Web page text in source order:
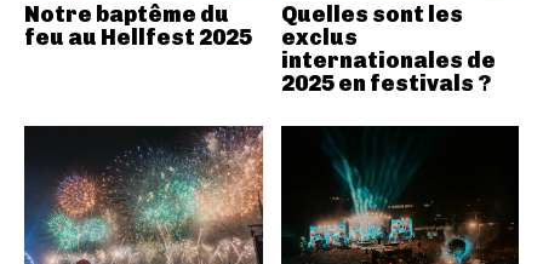
Notre baptême du
feu au Hellfest 2025
Quelles sont les
exclus
internationales de
2025 en festivals ?